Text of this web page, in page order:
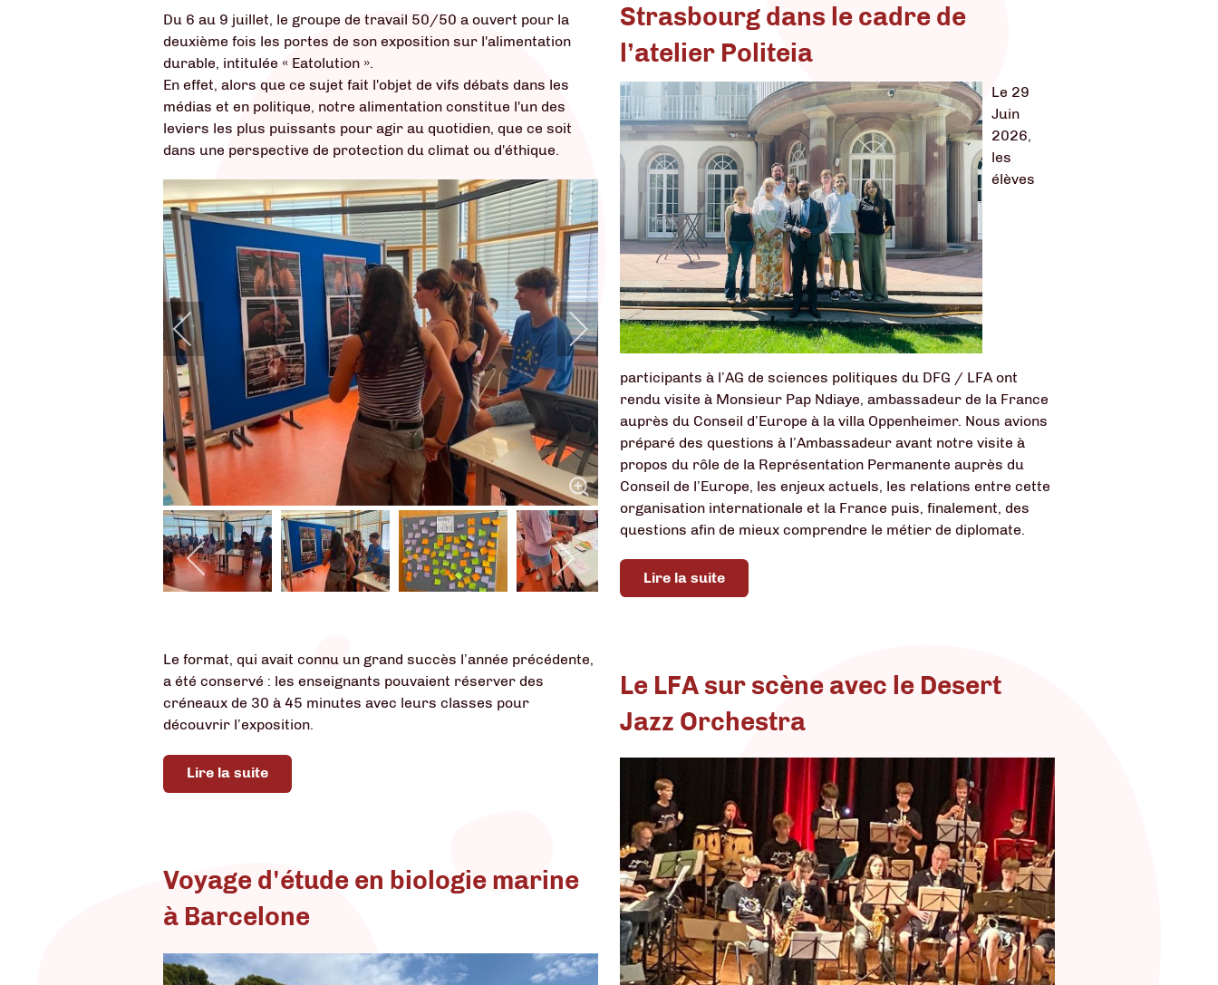
Du 6 au 9 juillet, le groupe de travail 50/50 a ouvert pour la
deuxième fois les portes de son exposition sur l'alimentation
durable, intitulée « Eatolution ».
En effet, alors que ce sujet fait l'objet de vifs débats dans les
médias et en politique, notre alimentation constitue l'un des
leviers les plus puissants pour agir au quotidien, que ce soit
dans une perspective de protection du climat ou d'éthique.
Le format, qui avait connu un grand succès l’année précédente,
a été conservé : les enseignants pouvaient réserver des
créneaux de 30 à 45 minutes avec leurs classes pour
découvrir l’exposition.
Lire la suite
Voyage d'étude en biologie marine
à Barcelone
Strasbourg dans le cadre de
l’atelier Politeia
Le 29
Juin
2026,
les
élèves
participants à l’AG de sciences politiques du DFG / LFA ont
rendu visite à Monsieur Pap Ndiaye, ambassadeur de la France
auprès du Conseil d’Europe à la villa Oppenheimer. Nous avions
préparé des questions à l’Ambassadeur avant notre visite à
propos du rôle de la Représentation Permanente auprès du
Conseil de l’Europe, les enjeux actuels, les relations entre cette
organisation internationale et la France puis, finalement, des
questions afin de mieux comprendre le métier de diplomate.
Lire la suite
Le LFA sur scène avec le Desert
Jazz Orchestra